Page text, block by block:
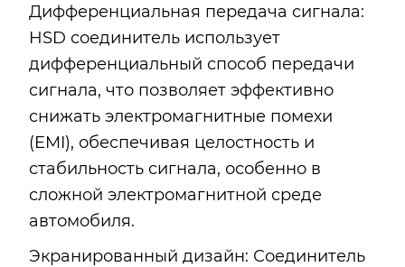
Дифференциальная передача сигнала:
HSD соединитель использует
дифференциальный способ передачи
сигнала, что позволяет эффективно
снижать электромагнитные помехи
(EMI), обеспечивая целостность и
стабильность сигнала, особенно в
сложной электромагнитной среде
автомобиля.
Экранированный дизайн: Соединитель